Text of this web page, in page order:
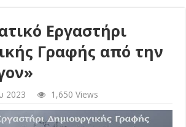
Εργαστήρι
Γραφής από την
2023 1,650 Views